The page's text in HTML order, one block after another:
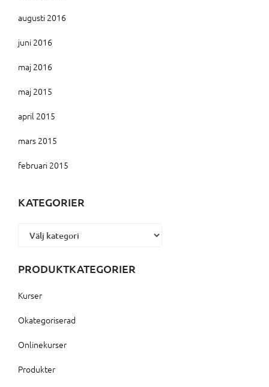
augusti 2016
juni 2016
maj 2016
maj 2015
april 2015
mars 2015
februari 2015
KATEGORIER
Kategorier
PRODUKTKATEGORIER
Kurser
Okategoriserad
Onlinekurser
Produkter